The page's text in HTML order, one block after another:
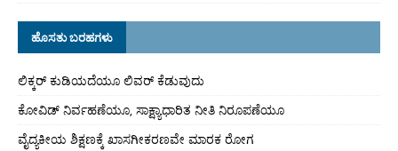
ಹೊಸತು ಬರಹಗಳು
ಲಿಕ್ಕರ್ ಕುಡಿಯದೆಯೂ ಲಿವರ್ ಕೆಡುವುದು
ಕೋವಿಡ್ ನಿರ್ವಹಣೆಯೂ, ಸಾಕ್ಷ್ಯಾಧಾರಿತ ನೀತಿ ನಿರೂಪಣೆಯೂ
ವೈದ್ಯಕೀಯ ಶಿಕ್ಷಣಕ್ಕೆ ಖಾಸಗೀಕರಣವೇ ಮಾರಕ ರೋಗ